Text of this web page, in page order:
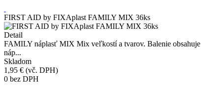
FIRST AID by FIXAplast FAMILY MIX 36ks
Detail
FAMILY náplasť MIX Mix veľkostí a tvarov. Balenie obsahuje
náp...
Skladom
1,95 € (vč. DPH)
0 bez DPH